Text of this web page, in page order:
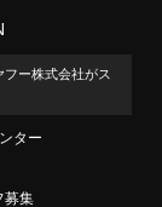
フー株式会社がス
ター
募集